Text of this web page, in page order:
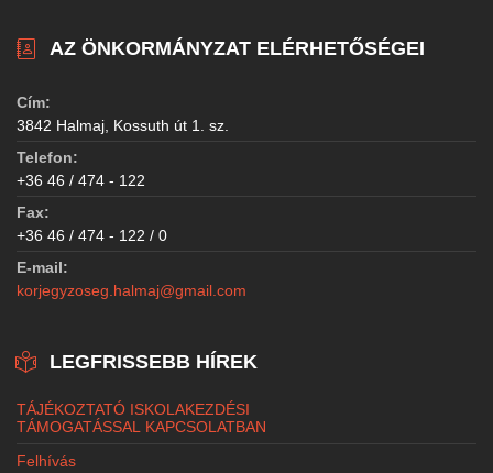
AZ ÖNKORMÁNYZAT ELÉRHETŐSÉGEI
Cím:
3842 Halmaj, Kossuth út 1. sz.
Telefon:
+36 46 / 474 - 122
Fax:
+36 46 / 474 - 122 / 0
E-mail:
korjegyzoseg.halmaj@gmail.com
LEGFRISSEBB HÍREK
TÁJÉKOZTATÓ ISKOLAKEZDÉSI
TÁMOGATÁSSAL KAPCSOLATBAN
Felhívás